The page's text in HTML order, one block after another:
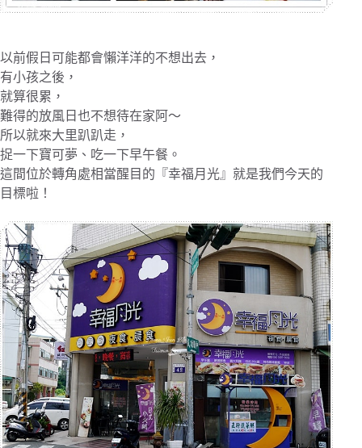
以前假日可能都會懶洋洋的不想出去，
有小孩之後，
就算很累，
難得的放風日也不想待在家阿～
所以就來大里趴趴走，
捉一下寶可夢、吃一下早午餐。
這間位於轉角處相當醒目的『幸福月光』就是我們今天的
目標啦！